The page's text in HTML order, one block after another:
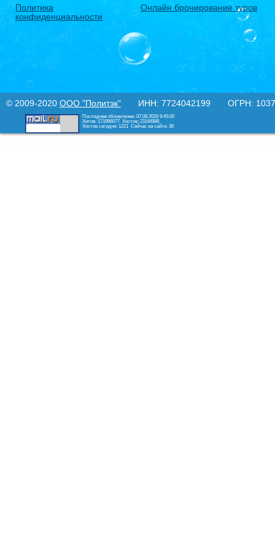
Политика
конфиденциальности
Онлайн бронирование туров
© 2009-2020 ООО "Политэк" ИНН: 7724042199 ОГРН:
Последнее обновление: 07.08.2026 9:45:00
Хитов: 171996077 Хостов: 21144988
Хостов сегодня: 1221 Сейчас на сайте: 36